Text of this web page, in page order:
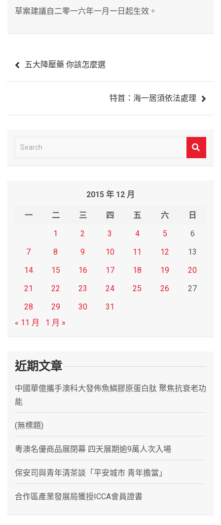
草案建議自二零一六年一月一日起生效。
章
五大降壓藥 你該怎麼選
特首：海一居須依法處理
e
2015 年 12 月
一 二 三 四 五 六
日
1
2 3 4 5
6
7
8 9 10 11 12
13
14
15 16 17 18 19
20
21
22 23 24 25 26
27
28
29 30
31
« 11 月
1 月 »
近期文章
中國華億攜手澳科大發佈魚鱗膠原蛋白肽 聚焦抗衰老功
能
(無標題)
粵澳名優商品展閉幕 四天展期逾9萬人次入場
保安司與青年清茶談「平安城市 青年擔當」
合作區產業發展局獲授ICCA會員證書